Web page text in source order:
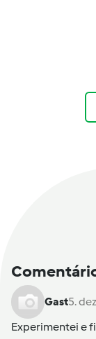
Gast5.
Experimentei e